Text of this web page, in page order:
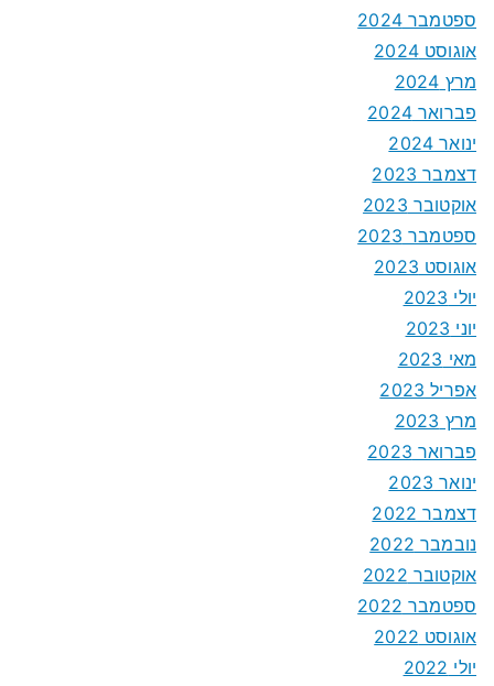
ספטמבר 2024
אוגוסט 2024
מרץ 2024
פברואר 2024
ינואר 2024
דצמבר 2023
אוקטובר 2023
ספטמבר 2023
אוגוסט 2023
יולי 2023
יוני 2023
מאי 2023
אפריל 2023
מרץ 2023
פברואר 2023
ינואר 2023
דצמבר 2022
נובמבר 2022
אוקטובר 2022
ספטמבר 2022
אוגוסט 2022
יולי 2022